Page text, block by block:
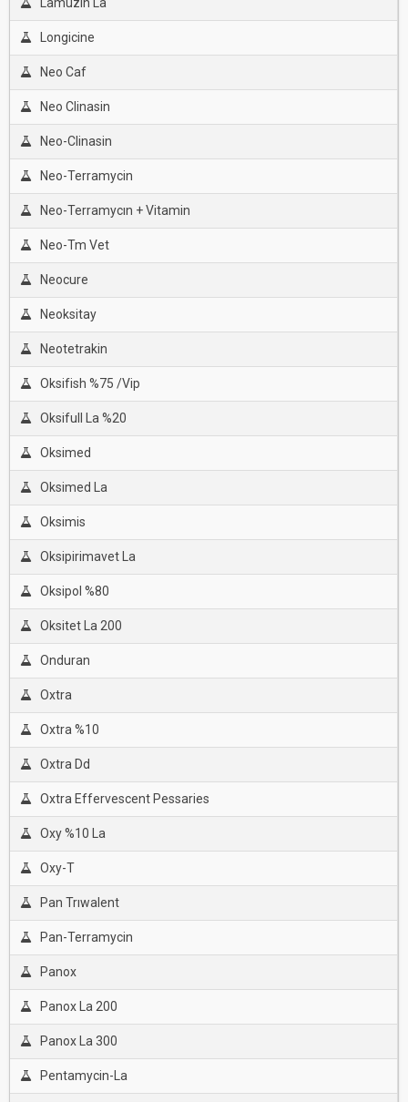
Longicine
Neo Caf
Neo Clinasin
Neo-Clinasin
Neo-Terramycin
Neo-Terramycın + Vitamin
Neo-Tm Vet
Neocure
Neoksitay
Neotetrakin
Oksifish %75 /Vip
Oksifull La %20
Oksimed
Oksimed La
Oksimis
Oksipirimavet La
Oksipol %80
Oksitet La 200
Onduran
Oxtra
Oxtra %10
Oxtra Dd
Oxtra Effervescent Pessaries
Oxy %10 La
Oxy-T
Pan Trıwalent
Pan-Terramycin
Panox
Panox La 200
Panox La 300
Pentamycin-La